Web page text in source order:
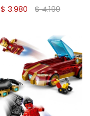
$ 3.980 $4.190